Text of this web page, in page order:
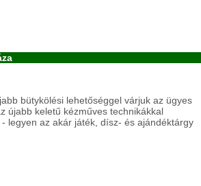
bütykölési lehetőséggel várjuk az ügyes
újabb keletű kézműves technikákkal
legyen az akár játék, dísz- és ajándéktárgy